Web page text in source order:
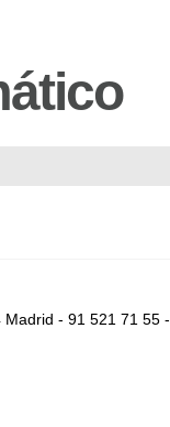
- 91 521 71 55 -